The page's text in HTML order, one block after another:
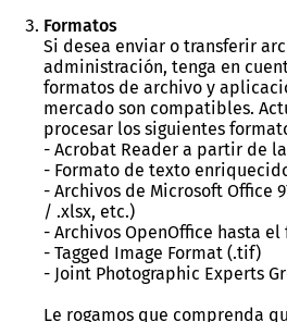
Formatos
Si desea enviar o transferir
administración, tenga en
formatos de archivo y
mercado son compatibles.
procesar los siguientes
- Acrobat Reader a partir de
- Formato de texto
- Archivos de Microsoft Office
/ .xlsx, etc.)
- Archivos OpenOffice hasta
- Tagged Image Format (.tif)
- Joint Photographic Experts
Le rogamos que comprenda